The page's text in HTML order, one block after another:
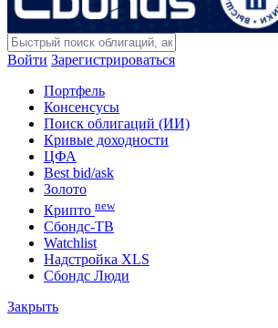
Войти Зарегистрироваться
Портфель
Консенсусы
Поиск облигаций (ИИ)
Кривые доходности
ЦФА
Best bid/ask
Золото
Крипто new
Сбондс-ТВ
Watchlist
Надстройка XLS
Сбондс Люди
Закрыть